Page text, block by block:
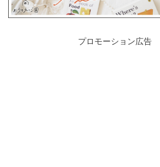
プロモーション広告